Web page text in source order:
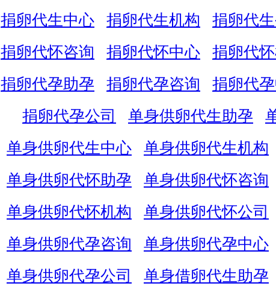
捐卵代生中心
捐卵代生机构 捐卵代生
捐卵代怀咨询
捐卵代怀中心 捐卵代
捐卵代孕助孕
捐卵代孕咨询 捐卵代
捐卵代孕公司
单身供卵代生助孕
单身供卵代生中心
单身供卵代生机构
单身供卵代怀助孕
单身供卵代怀咨询
单身供卵代怀机构
单身供卵代怀公司
单身供卵代孕咨询
单身供卵代孕中心
单身供卵代孕公司
单身借卵代生助孕